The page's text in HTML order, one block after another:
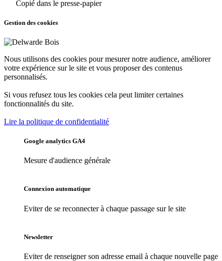
Copié dans le presse-papier
Gestion des cookies
Nous utilisons des cookies pour mesurer notre audience, améliorer
votre expérience sur le site et vous proposer des contenus
personnalisés.
Si vous refusez tous les cookies cela peut limiter certaines
fonctionnalités du site.
Lire la politique de confidentialité
Google analytics GA4
Mesure d'audience générale
Connexion automatique
Eviter de se reconnecter à chaque passage sur le site
Newsletter
Eviter de renseigner son adresse email à chaque nouvelle page